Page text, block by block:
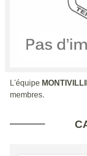
L'équipe
membres.